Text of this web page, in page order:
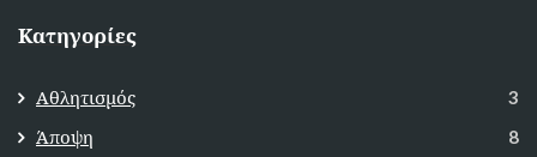
Κατηγορίες
Αθλητισμός 3
Άποψη 8